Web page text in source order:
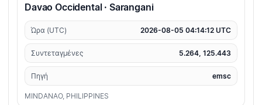
Davao Occidental · Sarangani
Ώρα (UTC) 2026-08-05 04:14:12 UTC
Συντεταγμένες 5.264, 125.443
Πηγή emsc
MINDANAO, PHILIPPINES